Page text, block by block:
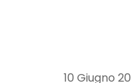
10 Giugno